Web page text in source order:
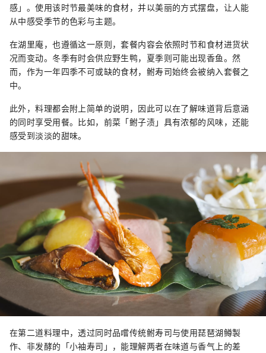
感」。使用该时节最美味的食材，并以美丽的方式摆盘，让人能
从中感受季节的色彩与主题。
在湖里庵，也遵循这一原则，套餐内容会依照时节和食材进货状
况而变动。冬季有时会供应野生鸭，夏季则可能出现香鱼。然
而，作为一年四季不可或缺的食材，鲋寿司始终会被纳入套餐之
中。
此外，料理都会附上简单的说明，因此可以在了解味道背后意涵
的同时享受用餐。比如，前菜「鲋子渍」具有浓郁的风味，还能
感受到淡淡的甜味。
在第二道料理中，透过同时品嚐传统鲋寿司与使用琵琶湖鳟製
作、非发酵的「小袖寿司」，能理解两者在味道与香气上的差